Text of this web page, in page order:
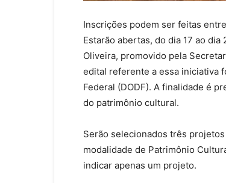
Inscrições podem ser feitas
Estarão abertas, do dia 17 ao
Oliveira, promovido pela
edital referente a essa iniciativa
Federal (DODF). A finalidade é
do patrimônio cultural.
Serão selecionados três
modalidade de Patrimônio
indicar apenas um projeto.